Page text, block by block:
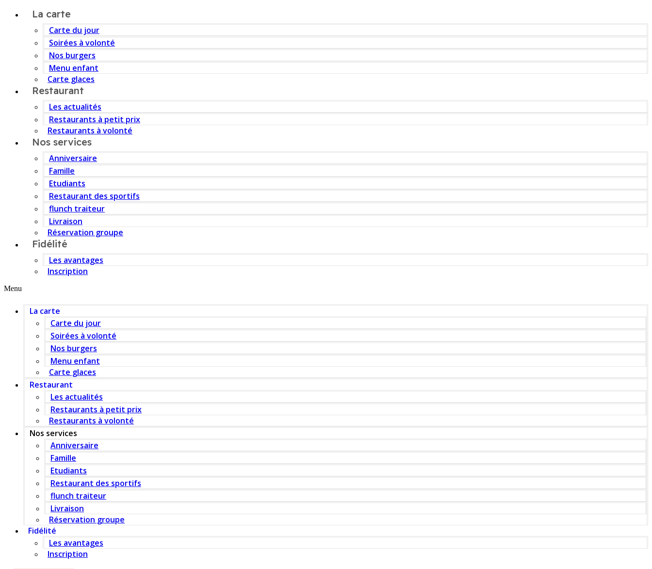
La carte
Carte du jour
Soirées à volonté
Nos burgers
Menu enfant
Carte glaces
Restaurant
Les actualités
Restaurants à petit prix
Restaurants à volonté
Nos services
Anniversaire
Famille
Etudiants
Restaurant des sportifs
flunch traiteur
Livraison
Réservation groupe
Fidélité
Les avantages
Inscription
Menu
La carte
Carte du jour
Soirées à volonté
Nos burgers
Menu enfant
Carte glaces
Restaurant
Les actualités
Restaurants à petit prix
Restaurants à volonté
Nos services
Anniversaire
Famille
Etudiants
Restaurant des sportifs
flunch traiteur
Livraison
Réservation groupe
Fidélité
Les avantages
Inscription